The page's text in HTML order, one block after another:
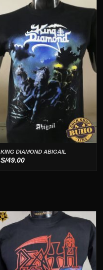
KING DIAMOND ABIGAIL
S/49.00